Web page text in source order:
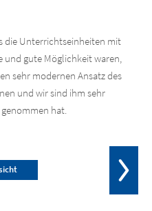
die Unterrichtseinheiten mit
und gute Möglichkeit waren,
sehr modernen Ansatz des
und wir sind ihm sehr
hat.